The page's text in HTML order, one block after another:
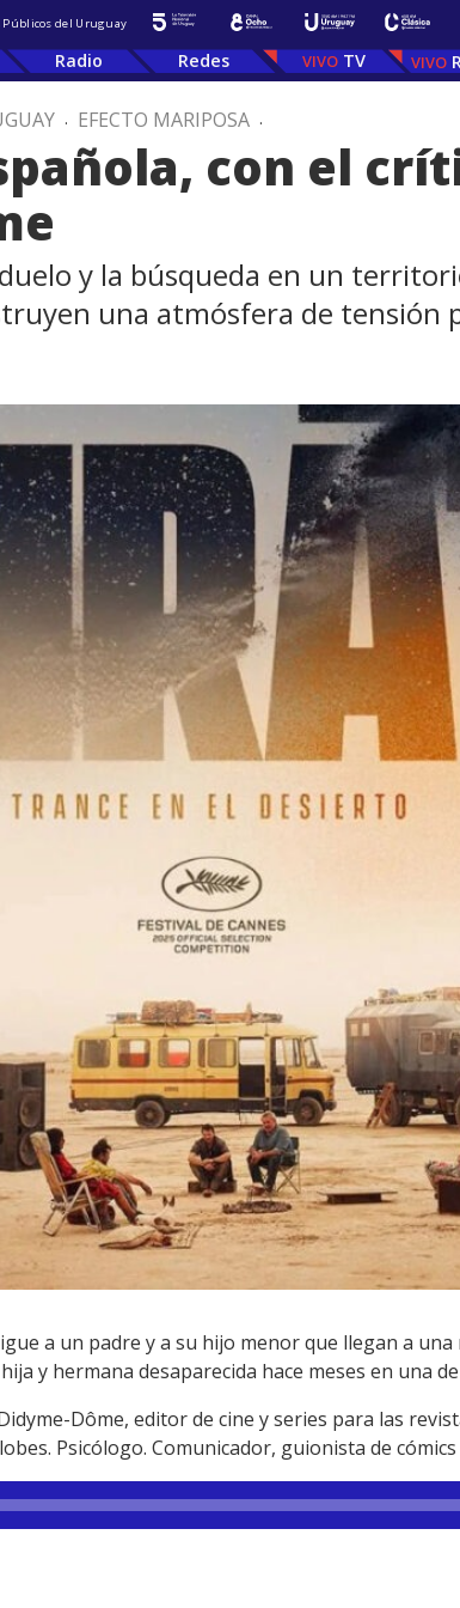
Públicos del Uruguay
Radio Redes TV
. EFECTO MARIPOSA .
con el
y la búsqueda en un
una atmósfera de tensión
a un padre y a su hijo menor que llegan a
y hermana desaparecida hace meses en una
Dôme, editor de cine y series para las
Psicólogo. Comunicador, guionista de